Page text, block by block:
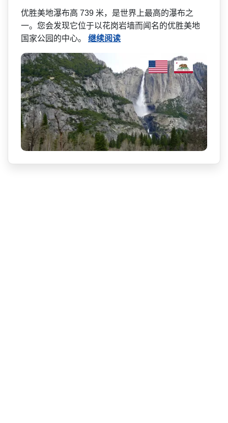
优胜美地瀑布高 739 米，是世界上最高的瀑布之
一­。您会发现它位于以花岗岩墙而闻名的优胜美地
国家公­园的中心。 继续阅读